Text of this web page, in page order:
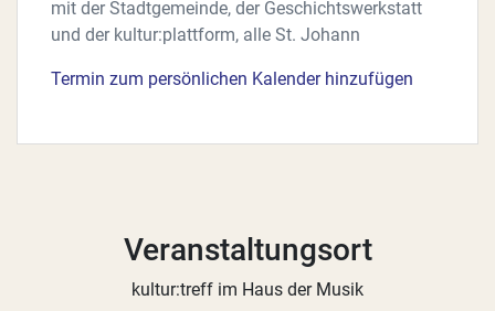
mit der Stadtgemeinde, der Geschichtswerkstatt
und der kultur:plattform, alle St. Johann
Termin zum persönlichen Kalender hinzufügen
Veranstaltungsort
kultur:treff im Haus der Musik